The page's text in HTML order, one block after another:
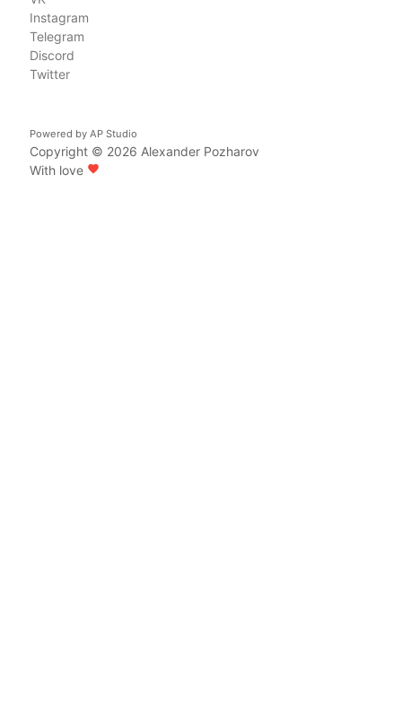
Instagram
Telegram
Discord
Twitter
Powered by AP Studio
Copyright © 2026 Alexander Pozharov
With love favorite